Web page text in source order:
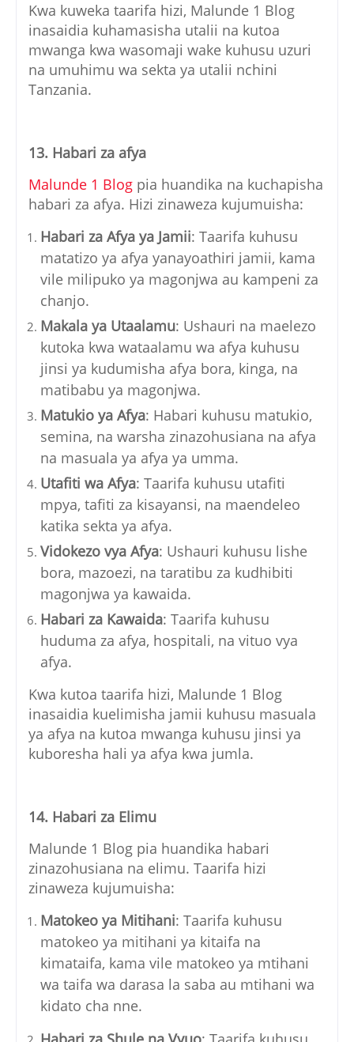
Kwa kuweka taarifa hizi, Malunde 1 Blog
inasaidia kuhamasisha utalii na kutoa
mwanga kwa wasomaji wake kuhusu uzuri
na umuhimu wa sekta ya utalii nchini
Tanzania.
13. Habari za afya
Malunde 1 Blog pia huandika na kuchapisha
habari za afya. Hizi zinaweza kujumuisha:
Habari za Afya ya Jamii: Taarifa kuhusu
matatizo ya afya yanayoathiri jamii, kama
vile milipuko ya magonjwa au kampeni za
chanjo.
Makala ya Utaalamu: Ushauri na maelezo
kutoka kwa wataalamu wa afya kuhusu
jinsi ya kudumisha afya bora, kinga, na
matibabu ya magonjwa.
Matukio ya Afya: Habari kuhusu matukio,
semina, na warsha zinazohusiana na afya
na masuala ya afya ya umma.
Utafiti wa Afya: Taarifa kuhusu utafiti
mpya, tafiti za kisayansi, na maendeleo
katika sekta ya afya.
Vidokezo vya Afya: Ushauri kuhusu lishe
bora, mazoezi, na taratibu za kudhibiti
magonjwa ya kawaida.
Habari za Kawaida: Taarifa kuhusu
huduma za afya, hospitali, na vituo vya
afya.
Kwa kutoa taarifa hizi, Malunde 1 Blog
inasaidia kuelimisha jamii kuhusu masuala
ya afya na kutoa mwanga kuhusu jinsi ya
kuboresha hali ya afya kwa jumla.
14. Habari za Elimu
Malunde 1 Blog pia huandika habari
zinazohusiana na elimu. Taarifa hizi
zinaweza kujumuisha:
Matokeo ya Mitihani: Taarifa kuhusu
matokeo ya mitihani ya kitaifa na
kimataifa, kama vile matokeo ya mtihani
wa taifa wa darasa la saba au mtihani wa
kidato cha nne.